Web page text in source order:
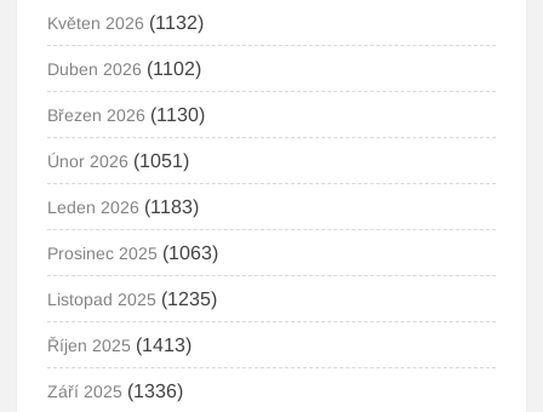
Květen 2026 (1132)
Duben 2026 (1102)
Březen 2026 (1130)
Únor 2026 (1051)
Leden 2026 (1183)
Prosinec 2025 (1063)
Listopad 2025 (1235)
Říjen 2025 (1413)
Září 2025 (1336)